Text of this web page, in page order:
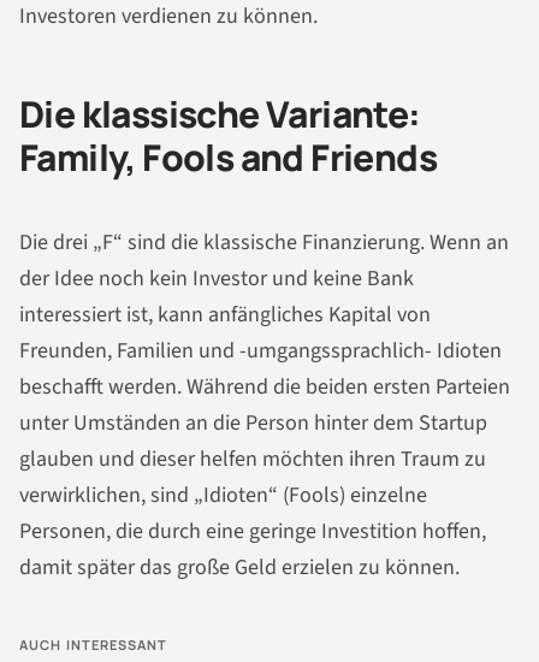
Investoren verdienen zu können.
Die klassische Variante:
Family, Fools and Friends
Die drei „F“ sind die klassische Finanzierung. Wenn an
der Idee noch kein Investor und keine Bank
interessiert ist, kann anfängliches Kapital von
Freunden, Familien und -umgangssprachlich- Idioten
beschafft werden. Während die beiden ersten Parteien
unter Umständen an die Person hinter dem Startup
glauben und dieser helfen möchten ihren Traum zu
verwirklichen, sind „Idioten“ (Fools) einzelne
Personen, die durch eine geringe Investition hoffen,
damit später das große Geld erzielen zu können.
AUCH INTERESSANT